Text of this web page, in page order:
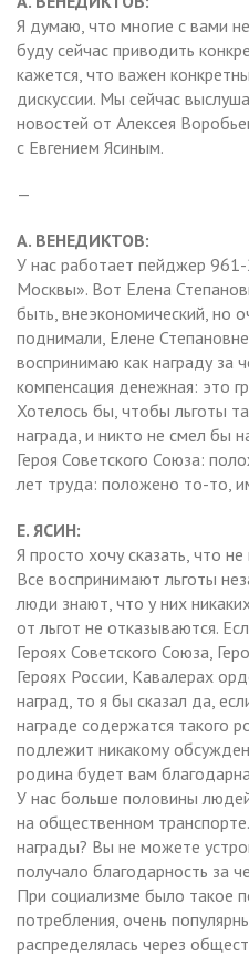
Я думаю, что многие с вами
буду сейчас приводить
кажется, что важен
дискуссии. Мы сейчас
новостей от Алексея
с Евгением Ясиным.
—
А. ВЕНЕДИКТОВ:
У нас работает пейджер
Москвы». Вот Елена
быть, внеэкономический, но
поднимали, Елене
воспринимаю как награду за
компенсация денежная: это
Хотелось бы, чтобы льготы
награда, и никто не смел бы
Героя Советского Союза:
лет труда: положено то-то,
Е. ЯСИН:
Я просто хочу сказать, что
Все воспринимают льготы
люди знают, что у них
от льгот не отказываются.
Героях Советского Союза,
Героях России, Кавалерах
наград, то я бы сказал да,
награде содержатся такого
подлежит никакому
родина будет вам
У нас больше половины
на общественном
награды? Вы не можете
получало благодарность за
При социализме было такое
потребления, очень
распределялась через